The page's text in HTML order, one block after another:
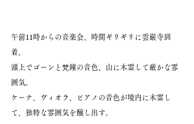
午前11時からの音楽会、時間ギリギリに雲巌寺到
着。
頭上でゴーンと梵鐘の音色、山に木霊して厳かな雰
囲気。
ケーナ、ヴィオラ、ピアノの音色が境内に木霊し
て、独特な雰囲気を醸し出す。